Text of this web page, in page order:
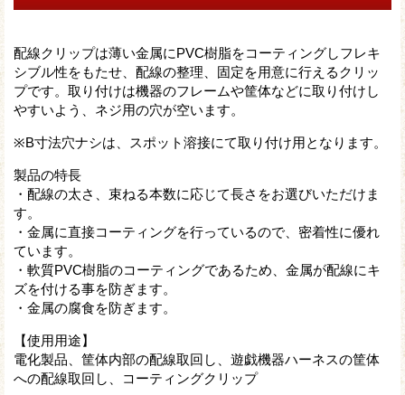
配線クリップは薄い金属にPVC樹脂をコーティングしフレキ
シブル性をもたせ、配線の整理、固定を用意に行えるクリッ
プです。取り付けは機器のフレームや筐体などに取り付けし
やすいよう、ネジ用の穴が空います。
※B寸法穴ナシは、スポット溶接にて取り付け用となります。
製品の特長
・配線の太さ、束ねる本数に応じて長さをお選びいただけま
す。
・金属に直接コーティングを行っているので、密着性に優れ
ています。
・軟質PVC樹脂のコーティングであるため、金属が配線にキ
ズを付ける事を防ぎます。
・金属の腐食を防ぎます。
【使用用途】
電化製品、筐体内部の配線取回し、遊戯機器ハーネスの筐体
への配線取回し、コーティングクリップ